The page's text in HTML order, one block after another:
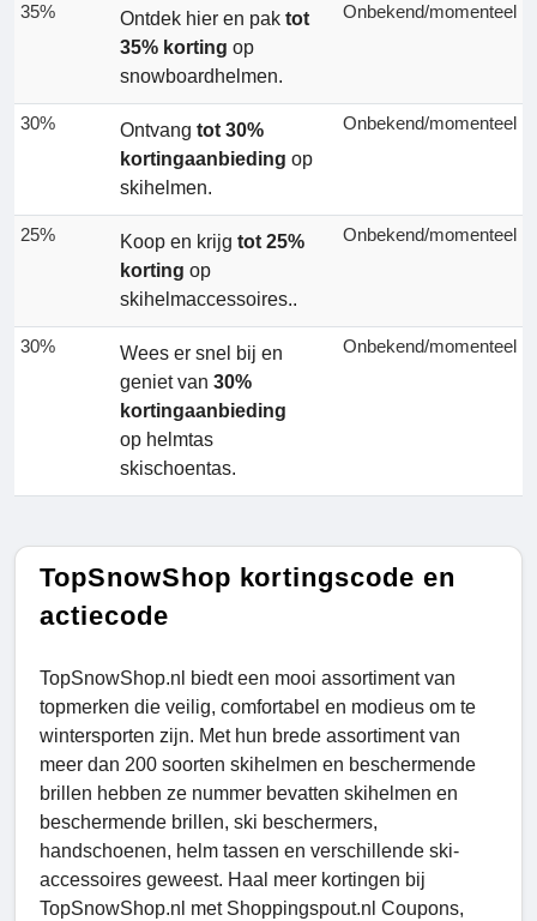
35% Ontdek hier en pak tot
35% korting op
snowboardhelmen.
Onbekend/momenteel
30% Ontvang tot 30%
kortingaanbieding op
skihelmen.
Onbekend/momenteel
25% Koop en krijg tot 25%
korting op
skihelmaccessoires..
Onbekend/momenteel
30%
Wees er snel bij en
geniet van 30%
kortingaanbieding
op helmtas
skischoentas.
Onbekend/momenteel
TopSnowShop kortingscode en
actiecode
TopSnowShop.nl biedt een mooi assortiment van
topmerken die veilig, comfortabel en modieus om te
wintersporten zijn. Met hun brede assortiment van
meer dan 200 soorten skihelmen en beschermende
brillen hebben ze nummer bevatten skihelmen en
beschermende brillen, ski beschermers,
handschoenen, helm tassen en verschillende ski-
accessoires geweest. Haal meer kortingen bij
TopSnowShop.nl met Shoppingspout.nl Coupons,